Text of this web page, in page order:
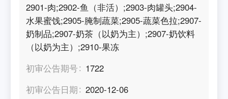
2901-肉;2902-鱼（非活）;2903-肉罐头;2904-
水果蜜饯;2905-腌制蔬菜;2905-蔬菜色拉;2907-
奶制品;2907-奶茶（以奶为主）;2907-奶饮料
（以奶为主）;2910-果冻
初审公告期号
1722
初审公告日期
2020-12-06